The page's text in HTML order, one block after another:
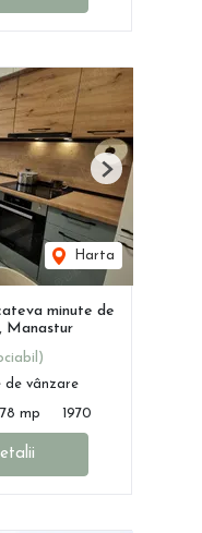
Harta
Next
minute de
Manastur
de vânzare
78 mp 1970